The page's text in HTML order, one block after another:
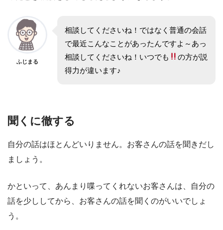
ふじまる
相談してくださいね！ではなく普通の会話
で最近こんなことがあったんですよ～あっ
相談してくださいね！いつでも
の方が説
得力が違います♪
聞くに徹する
自分の話はほとんどいりません。お客さんの話を聞きだし
ましょう。
かといって、あんまり喋ってくれないお客さんは、自分の
話を少ししてから、お客さんの話を聞くのがいいでしょ
う。